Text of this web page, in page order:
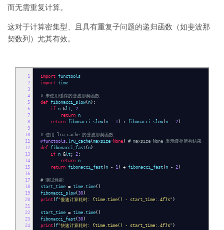
而无需重复计算。
这对于计算密集型、且具有重复子问题的递归函数（如斐波那
契数列）尤其有效。
1
2
3
4
5
6
7
8
9
10
11
12
13
14
15
16
17
18
19
20
21
22
23
24
import functools
import time
# 未使用缓存的斐波那契函数
def fibonacci_slow(n):
if n &lt ; 2 :
return n
return fibonacci_slow(n - 1) + fibonacci_slow(n - 2)
# 使用 lru_cache 的斐波那契函数
@functools . lru_cache (maxsize=None) # maxsize=None 表示缓存所有结果
def fibonacci_fast (n):
if n &lt ; 2 :
return n
return fibonacci_fast (n - 1) + fibonacci_fast (n - 2)
# 测试性能
start_time = time .time ()
fibonacci_slow(30)
print (f"慢速计算耗时: {time.time() - start_time:.4f}s" )
start_time = time .time ()
fibonacci_fast (30)
print (f"快速计算耗时: {time.time() - start_time:.4f}s" )